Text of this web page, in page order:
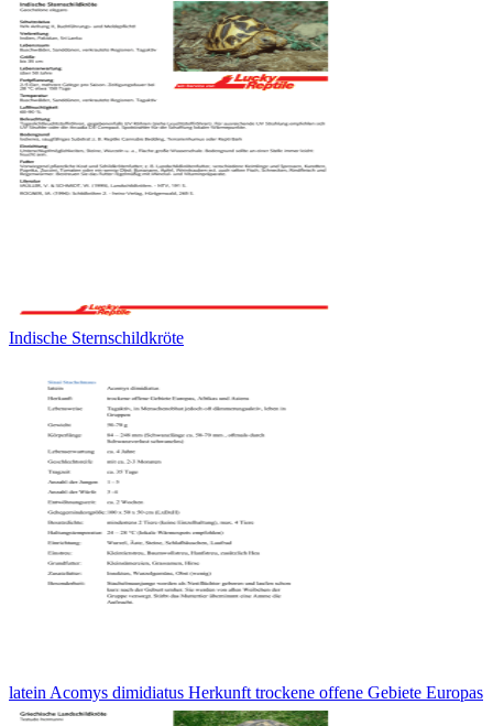
Indische Sternschildkröte
latein Acomys dimidiatus Herkunft trockene offene Gebiete Europas